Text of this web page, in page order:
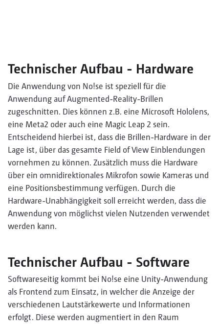
Technischer Aufbau - Hardware
Die Anwendung von No!se ist speziell für die
Anwendung auf Augmented-Reality-Brillen
zugeschnitten. Dies können z.B. eine Microsoft Hololens,
eine Meta2 oder auch eine Magic Leap 2 sein.
Entscheidend hierbei ist, dass die Brillen-Hardware in der
Lage ist, über das gesamte Field of View Einblendungen
vornehmen zu können. Zusätzlich muss die Hardware
über ein omnidirektionales Mikrofon sowie Kameras und
eine Positionsbestimmung verfügen. Durch die
Hardware-Unabhängigkeit soll erreicht werden, dass die
Anwendung von möglichst vielen Nutzenden verwendet
werden kann.
Technischer Aufbau - Software
Softwareseitig kommt bei No!se eine Unity-Anwendung
als Frontend zum Einsatz, in welcher die Anzeige der
verschiedenen Lautstärkewerte und Informationen
erfolgt. Diese werden augmentiert in den Raum